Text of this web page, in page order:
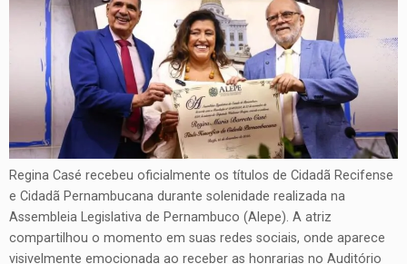
Regina Casé recebeu oficialmente os títulos de Cidadã Recifense
e Cidadã Pernambucana durante solenidade realizada na
Assembleia Legislativa de Pernambuco (Alepe). A atriz
compartilhou o momento em suas redes sociais, onde aparece
visivelmente emocionada ao receber as honrarias no Auditório